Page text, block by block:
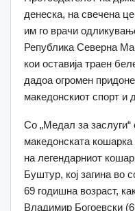
денеска, на свечена
им го врачи
Република Северна
кои оставија траен
дадоа огромен
македонскиот спорт и
Со „Медал за
македонската
на легендарниот
Буштур, кој загина во
69 годишна возраст,
Владимир Богоевски